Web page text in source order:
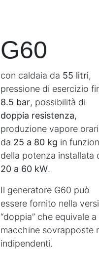
G60
con caldaia da 55 litri,
pressione di esercizio
8.5 bar, possibilità di
doppia resistenza,
produzione vapore
da 25 a 80 kg in
della potenza installata
20 a 60 kW.
Il generatore G60 può
essere fornito nella
“doppia” che equivale a
macchine sovrapposte
indipendenti.​